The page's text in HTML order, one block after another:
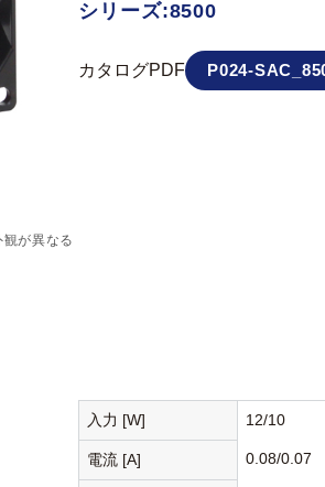
が異なる
シリーズ:8500
カタログPDF P024-
入力 [W] 12/10
電流 [A] 0.08/0.07